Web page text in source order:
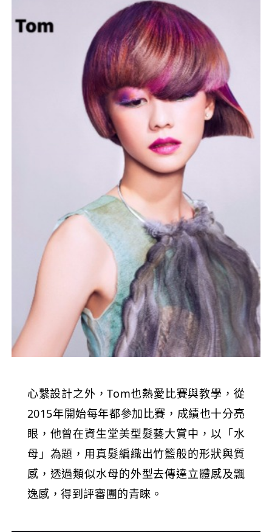
心繫設計之外，Tom也熱愛比賽與教學，從
2015年開始每年都參加比賽，成績也十分亮
眼，他曾在資生堂美型髮藝大賞中，以「水
母」為題，用真髮編織出竹籃般的形狀與質
感，透過類似水母的外型去傳達立體感及飄
逸感，得到評審團的青睞。